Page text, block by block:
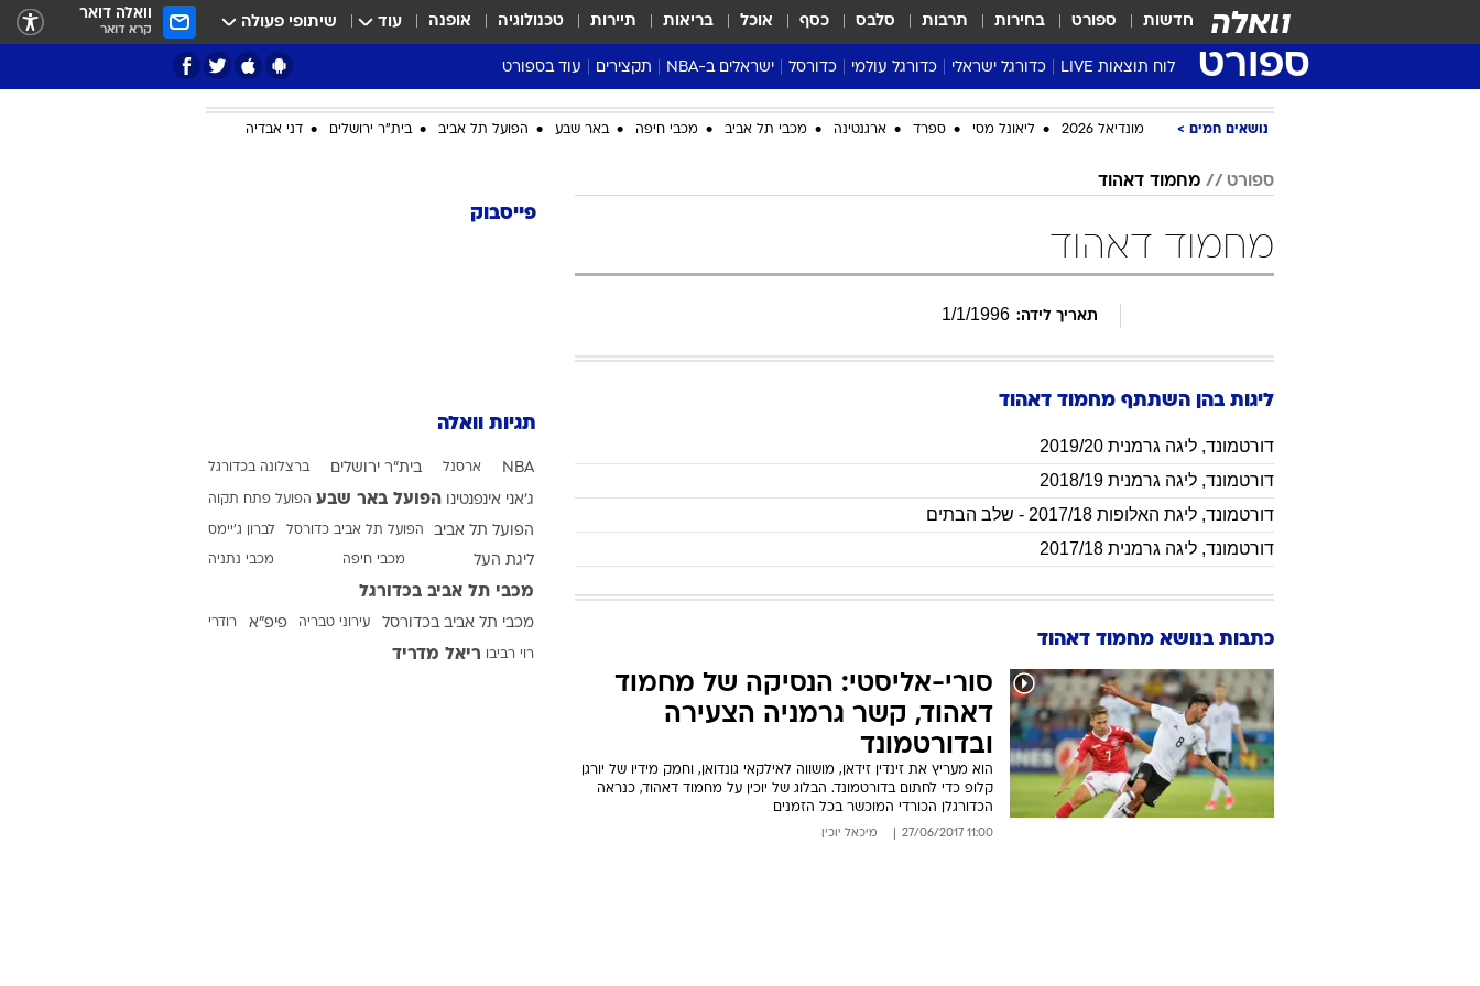
חדשות ספורט בחירות תרבות סלבס כסף אוכל בריאות תיירות טכנולוגיה אופנה עוד שיתופי פעולה וואלה דואר
קרא דואר
ספורט לוח תוצאות LIVE כדורגל ישראלי
ליגת העל Winner
נבחרות ישראל
ליגה לאומית
כדורגל עולמי
ליגה אנגלית
ליגת האלופות
כדורסל
ליגת העל
כדורסל נשים
ישראלים ב-NBA
דני אבדיה
תקצירים עוד בספורט
מונדיאל 2026
NBA
פודקאסטים
אבא של שבת
פוקר
ענפים נוספים
לוח שידורים
החידה של ספורט1
ארכיון מדורים מחוץ לקווים
נושאים חמים מונדיאל 2026 ליאונל מסי ספרד ארגנטינה מכבי תל אביב מכבי חיפה באר שבע הפועל תל אביב בית"ר ירושלים דני אבדיה
ספורט מחמוד דאהוד
מחמוד דאהוד
תאריך לידה: 1/1/1996
ליגות בהן השתתף מחמוד דאהוד
דורטמונד, ליגה גרמנית 2019/20
דורטמונד, ליגה גרמנית 2018/19
דורטמונד, ליגת האלופות 2017/18 - שלב הבתים
דורטמונד, ליגה גרמנית 2017/18
כתבות בנושא מחמוד דאהוד
סורי-אליסטי: הנסיקה של מחמוד
דאהוד, קשר גרמניה הצעירה
ובדורטמונד
הוא מעריץ את זינדין זידאן, מושווה לאילקאי גונדואן, וחמק מידיו של יורגן
קלופ כדי לחתום בדורטמונד. הבלוג של יוכין על מחמוד דאהוד, כנראה
הכדורגלן הכורדי המוכשר בכל הזמנים
11:00 27/06/2017 מיכאל יוכין
פייסבוק
תגיות וואלה
NBA ארסנל בית"ר ירושלים ברצלונה בכדורגל
ג'אני אינפנטינו הפועל באר שבע הפועל פתח תקוה
הפועל תל אביב הפועל תל אביב כדורסל לברון ג'יימס
ליגת העל מכבי חיפה מכבי נתניה
מכבי תל אביב בכדורגל
מכבי תל אביב בכדורסל עירוני טבריה פיפ"א רודרי
רוי רביבו ריאל מדריד